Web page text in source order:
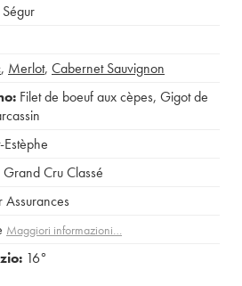
, Merlot, Cabernet Sauvignon
Filet de boeuf aux cèpes, Gigot de
Estèphe
Cru Classé
Assurances
Maggiori informazioni…
16°